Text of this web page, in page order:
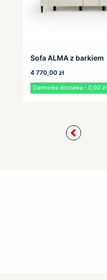
Sofa ALMA z barkiem
4 770,00 zł
Darmowa dostawa - 0,00 zł